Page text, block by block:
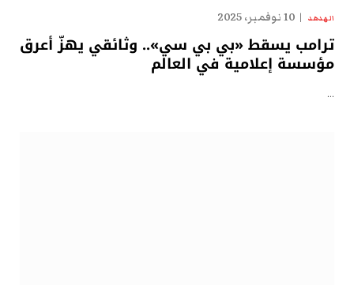
الهدهد 10 نوفمبر، 2025
ترامب يسقط «بي بي سي».. وثائقي يهزّ أعرق
مؤسسة إعلامية في العالم
…